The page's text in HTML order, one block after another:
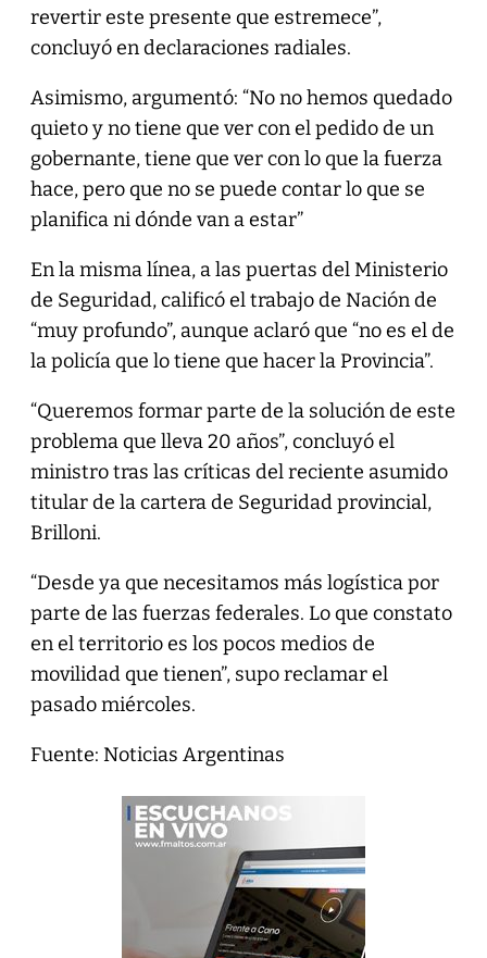
revertir este presente que estremece”,
concluyó en declaraciones radiales.
Asimismo, argumentó: “No no hemos quedado
quieto y no tiene que ver con el pedido de un
gobernante, tiene que ver con lo que la fuerza
hace, pero que no se puede contar lo que se
planifica ni dónde van a estar”
En la misma línea, a las puertas del Ministerio
de Seguridad, calificó el trabajo de Nación de
“muy profundo”, aunque aclaró que “no es el de
la policía que lo tiene que hacer la Provincia”.
“Queremos formar parte de la solución de este
problema que lleva 20 años”, concluyó el
ministro tras las críticas del reciente asumido
titular de la cartera de Seguridad provincial,
Brilloni.
“Desde ya que necesitamos más logística por
parte de las fuerzas federales. Lo que constato
en el territorio es los pocos medios de
movilidad que tienen”, supo reclamar el
pasado miércoles.
Fuente: Noticias Argentinas